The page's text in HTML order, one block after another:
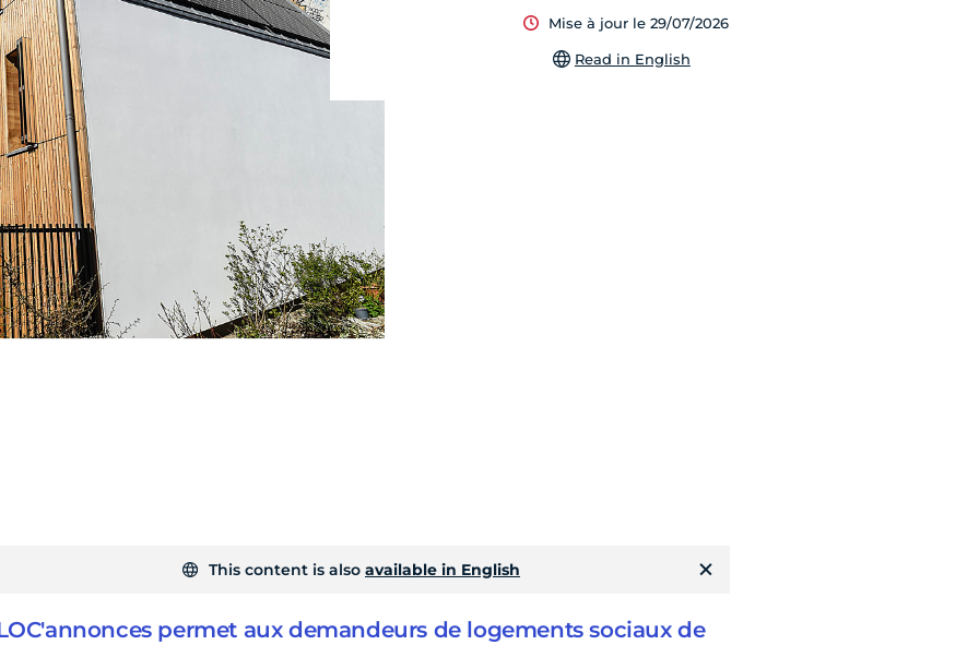
Mise à jour le 29/07/2026
Read in English
This content is alsoavailable in English
permet aux demandeurs de logements sociaux de